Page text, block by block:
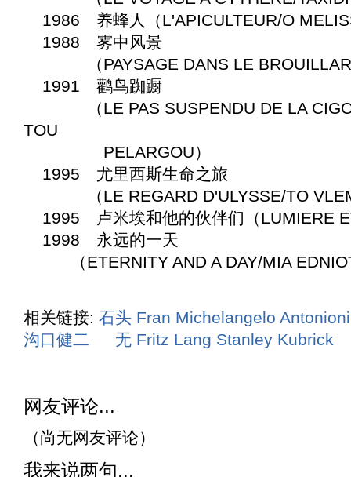
1986 养蜂人（L'APICULTEUR/O
1988 雾中风景
（PAYSAGE DANS LE
1991 鹳鸟踟蹰
（LE PAS SUSPENDU DE LA
TOU
PELARGOU）
1995 尤里西斯生命之旅
（LE REGARD D'ULYSSE/TO
1995 卢米埃和他的伙伴们（LUMIERE
1998 永远的一天
（ETERNITY AND A DAY/MIA
相关链接: 石头 Fran Michelangelo Antonioni
沟口健二
无 Fritz Lang Stanley Kubrick
网友评论...
（尚无网友评论）
我来说两句...